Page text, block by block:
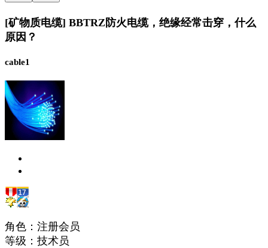
[矿物质电缆] BBTRZ防火电缆，绝缘经常击穿，什么
原因？
cable1
角色：注册会员
等级：技术员